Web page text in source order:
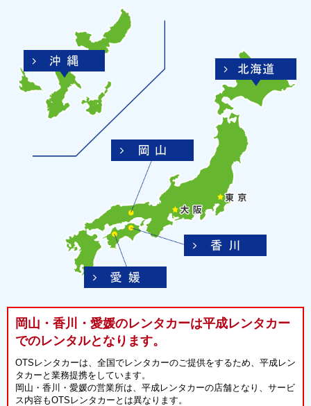
岡山・香川・愛媛のレンタカーは平成レンタカー
でのレンタルとなります。
OTSレンタカーは、全国でレンタカーのご提供をするため、平成レン
タカーと業務提携をしています。
岡山・香川・愛媛の営業所は、平成レンタカーの店舗となり、サービ
ス内容もOTSレンタカーとは異なります。